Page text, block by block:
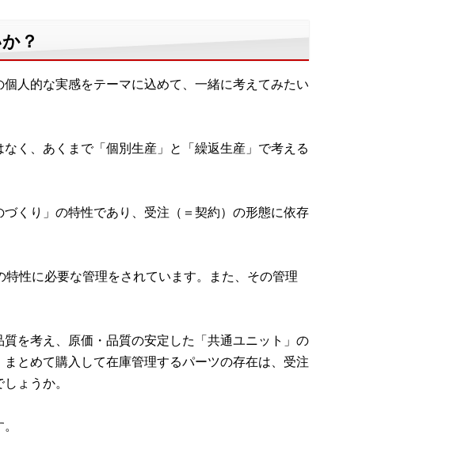
？
人的な実感をテーマに込めて、一緒に考えてみたい
く、あくまで「個別生産」と「繰返生産」で考える
くり」の特性であり、受注（＝契約）の形態に依存
性に必要な管理をされています。また、その管理
を考え、原価・品質の安定した「共通ユニット」の
とめて購入して在庫管理するパーツの存在は、受注
ょうか。